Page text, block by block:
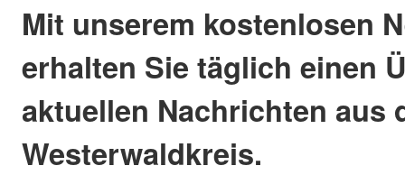
Mit unserem kostenlosen
erhalten Sie täglich einen
aktuellen Nachrichten aus
Westerwaldkreis.